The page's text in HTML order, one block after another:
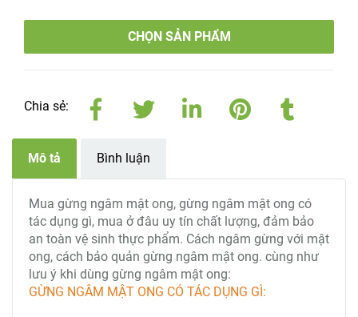
CHỌN SẢN PHẨM
Chia sẻ:
Mô tả Bình luận
Mua gừng ngâm mật ong, gừng ngâm mật ong có
tác dụng gì, mua ở đâu uy tín chất lượng, đảm bảo
an toàn vệ sinh thực phẩm. Cách ngâm gừng với mật
ong, cách bảo quản gừng ngâm mật ong. cùng như
lưu ý khi dùng gừng ngâm mật ong:
GỪNG NGÂM MẬT ONG CÓ TÁC DỤNG GÌ: